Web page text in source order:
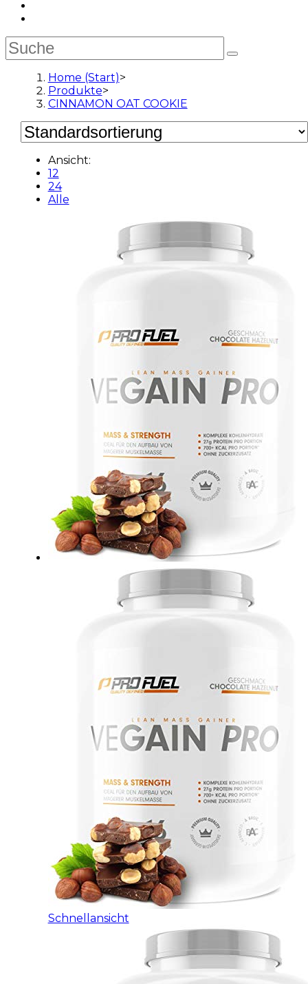
Home (Start)>
Produkte>
CINNAMON OAT COOKIE
Ansicht:
12
24
Alle
Schnellansicht